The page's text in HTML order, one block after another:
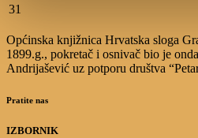
31
Općinska knjižnica Hrvatska sloga
1899.g., pokretač i osnivač bio je
Andrijašević uz potporu društva
Pratite nas
IZBORNIK